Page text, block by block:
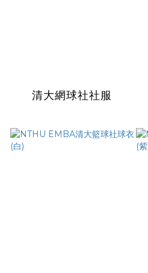
清大網球社社服